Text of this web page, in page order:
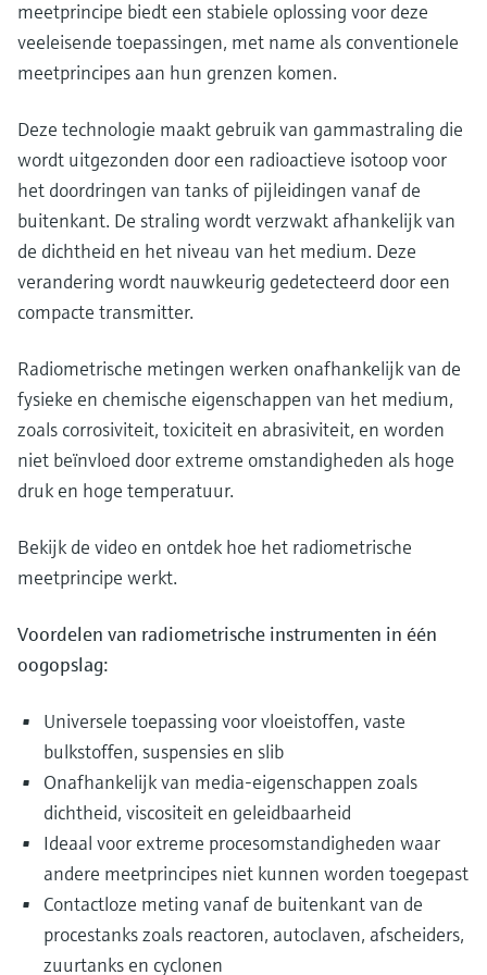
Device Viewer
Find product-specific information and
documentation
Spare parts finder
Find spare parts by product root, order code,
or serial number
Level measurement with pressure
Alles winkelen
Memosens technology
Alles winkelen
besluitvormingsniveau
meetprincipe biedt een stabiele oplossing voor deze
veeleisende toepassingen, met name als conventionele
meetprincipes aan hun grenzen komen.
Deze technologie maakt gebruik van gammastraling die
wordt uitgezonden door een radioactieve isotoop voor
het doordringen van tanks of pijleidingen vanaf de
buitenkant. De straling wordt verzwakt afhankelijk van
de dichtheid en het niveau van het medium. Deze
verandering wordt nauwkeurig gedetecteerd door een
compacte transmitter.
Radiometrische metingen werken onafhankelijk van de
fysieke en chemische eigenschappen van het medium,
zoals corrosiviteit, toxiciteit en abrasiviteit, en worden
niet beïnvloed door extreme omstandigheden als hoge
druk en hoge temperatuur.
Bekijk de video en ontdek hoe het radiometrische
meetprincipe werkt.
Voordelen van radiometrische instrumenten in één
oogopslag:
Universele toepassing voor vloeistoffen, vaste
bulkstoffen, suspensies en slib
Onafhankelijk van media-eigenschappen zoals
dichtheid, viscositeit en geleidbaarheid
Ideaal voor extreme procesomstandigheden waar
andere meetprincipes niet kunnen worden toegepast
Contactloze meting vanaf de buitenkant van de
procestanks zoals reactoren, autoclaven, afscheiders,
zuurtanks en cyclonen